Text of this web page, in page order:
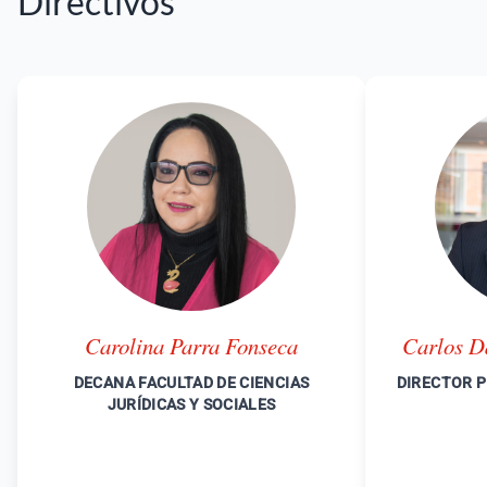
Carolina Parra Fonseca
DECANA FACULTAD DE CIENCIAS
JURÍDICAS Y SOCIALES
Carlos
DIRECTOR